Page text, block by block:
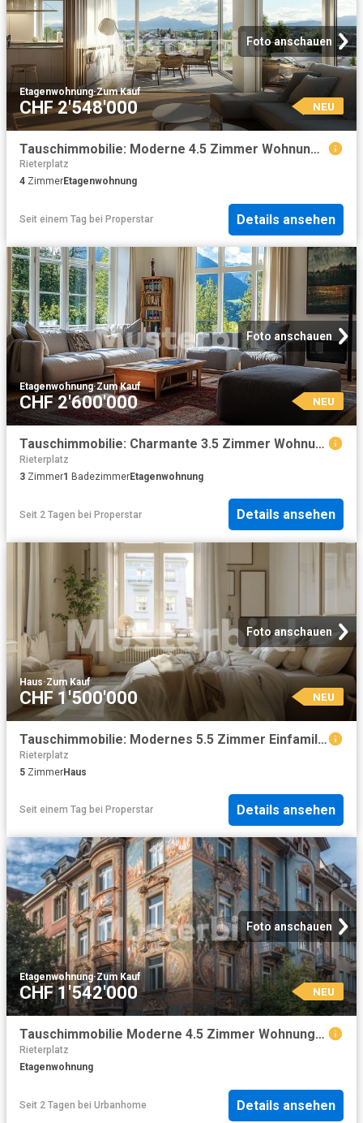
Foto anschauen
Etagenwohnung·Zum Kauf
CHF 2'548'000 NEU
Tauschimmobilie: Moderne 4.5 Zimmer Wohnung in Kilchberg mit hochwertiger Ausstattung
Rieterplatz
4 ZimmerEtagenwohnung
Seit einem Tag bei Properstar Details ansehen
Foto anschauen
Etagenwohnung·Zum Kauf
CHF 2'600'000 NEU
Tauschimmobilie: Charmante 3.5 Zimmer Wohnung im Herzen von Zürich
Rieterplatz
3 Zimmer1 BadezimmerEtagenwohnung
Seit 2 Tagen bei Properstar Details ansehen
Foto anschauen
Haus·Zum Kauf
CHF 1'500'000 NEU
Tauschimmobilie: Modernes 5.5 Zimmer Einfamilienhaus in Stallikon – Neubau mit exklusiver Architektur
Rieterplatz
5 ZimmerHaus
Seit einem Tag bei Properstar Details ansehen
Foto anschauen
Etagenwohnung·Zum Kauf
CHF 1'542'000 NEU
Tauschimmobilie Moderne 4.5 Zimmer Wohnung im Herzen Zürichs – Ideal für Stadtliebhaber
Rieterplatz
Etagenwohnung
Seit 2 Tagen bei Urbanhome Details ansehen